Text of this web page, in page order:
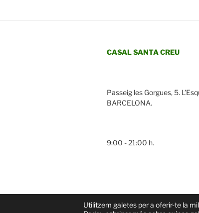
CASAL SANTA CREU
Passeig les Gorgues, 5.
BARCELONA.
9:00 - 21:00 h.
Gràcies al WordPress
Utilitzem galetes per a oferir-te la